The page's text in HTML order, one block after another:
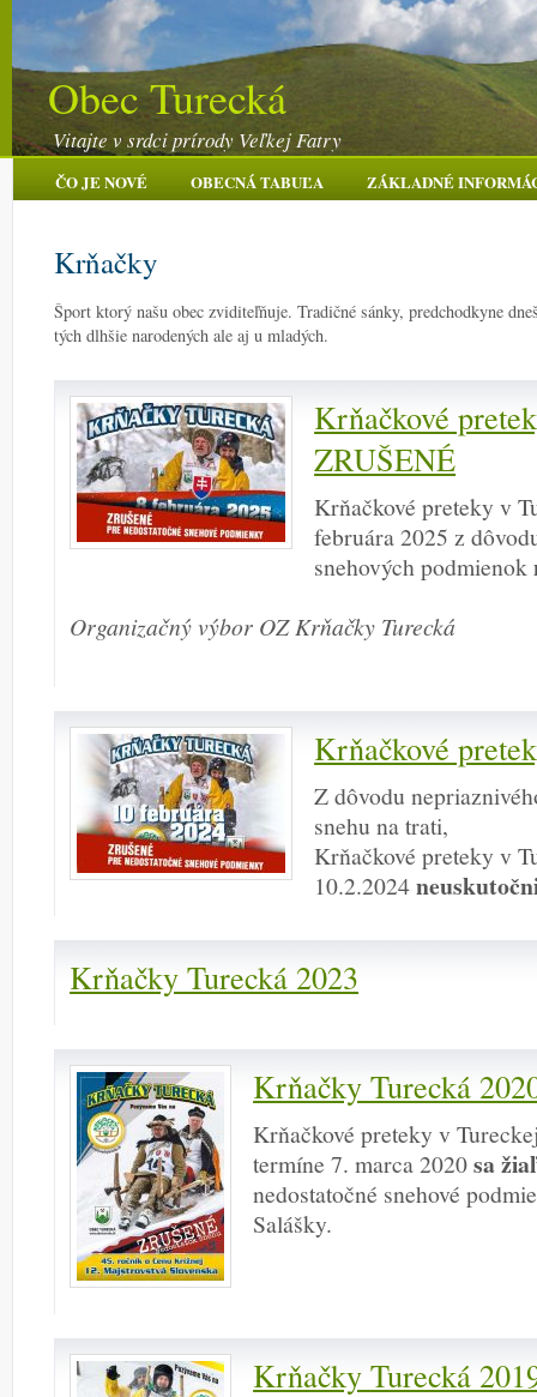
Obec Turecká
Vitajte v srdci prírody Veľkej Fatry
ČO JE NOVÉ OBECNÁ TABUĽA ZÁKLADNÉ
Krňačky
Šport ktorý našu obec zviditeľňuje. Tradičné sánky, predchodkyne
tých dlhšie narodených ale aj u mladých.
Krňačkové
ZRUŠENÉ
Krňačkové preteky v
februára 2025 z
snehových podmienok
Organizačný výbor OZ Krňačky Turecká
Krňačkové
Z dôvodu
snehu na trati,
Krňačkové preteky v
10.2.2024
Krňačky Turecká 2023
Krňačky Turecká
Krňačkové preteky v
termíne 7. marca 2020sa
nedostatočné snehové
Salášky.
Krňačky Turecká